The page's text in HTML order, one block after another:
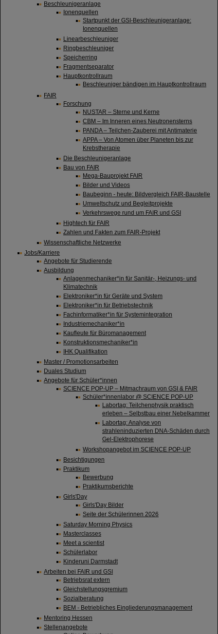
Beschleunigeranlage
Ionenquellen
Startpunkt der GSI-Beschleunigeranlage:
Ionenquellen
Linearbeschleuniger
Ringbeschleuniger
Speicherring
Fragmentseparator
Hauptkontrollraum
Beschleuniger bändigen im Hauptkontrollraum
FAIR
Forschung
NUSTAR – Sterne und Kerne
CBM – Im Inneren eines Neutronensterns
PANDA – Teilchen-Zauberei mit Antimaterie
APPA – Von Atomen über Planeten bis zur
Krebstherapie
Die Beschleunigeranlage
Bau von FAIR
Mega-Bauprojekt FAIR
Bilder und Videos
Baubeginn - heute: Bildvergleich FAIR-Baustelle
Umweltschutz und Begleitprojekte
Verkehrswege rund um FAIR und GSI
Hightech für FAIR
Zahlen und Fakten zum FAIR-Projekt
Wissenschaftliche Netzwerke
Jobs/Karriere
Angebote für Studierende
Ausbildung
Anlagenmechaniker*in für Sanitär-, Heizungs- und
Klimatechnik
Elektroniker*in für Geräte und System
Elektroniker*in für Betriebstechnik
Fachinformatiker*in für Systemintegration
Industriemechaniker*in
Kaufleute für Büromanagement
Konstruktionsmechaniker*in
IHK Qualifikation
Master / Promotionsarbeiten
Duales Studium
Angebote für Schüler*innen
SCIENCE POP-UP – Mitmachraum von GSI & FAIR
Schüler*innenlabor @ SCIENCE POP-UP
Labortag: Teilchenphysik praktisch
erleben – Selbstbau einer Nebelkammer
Labortag: Analyse von
strahleninduzierten DNA-Schäden durch
Gel-Elektrophorese
Workshopangebot im SCIENCE POP-UP
Besichtigungen
Praktikum
Bewerbung
Praktikumsberichte
Girls'Day
Girls'Day Bilder
Seite der Schülerinnen 2026
Saturday Morning Physics
Masterclasses
Meet a scientist
Schülerlabor
Kinderuni Darmstadt
Arbeiten bei FAIR und GSI
Betriebsrat extern
Gleichstellungsgremium
Sozialberatung
BEM - Betriebliches Eingliederungsmanagement
Mentoring Hessen
Stellenangebote